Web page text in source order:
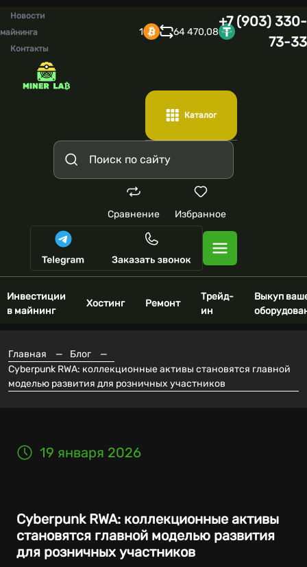
Новости
майнинга
Контакты
1 64 470,08
+7 (903) 330-
73-33
Каталог
Сравнение Избранное
Инвестиции
в майнинг
Хостинг Ремонт
Трейд-
ин
Выкуп
Главная — Блог
—
Cyberpunk RWA: коллекционные активы становятся главной
моделью развития для розничных участников
19 января 2026
Cyberpunk RWA: коллекционные активы
становятся главной моделью развития
для розничных участников